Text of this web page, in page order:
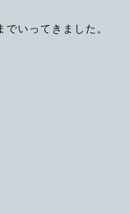
いってきました。